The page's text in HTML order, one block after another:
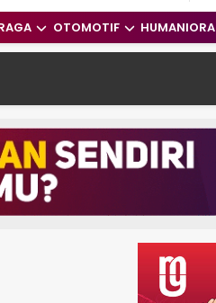
OTOMOTIF HUMANIORA